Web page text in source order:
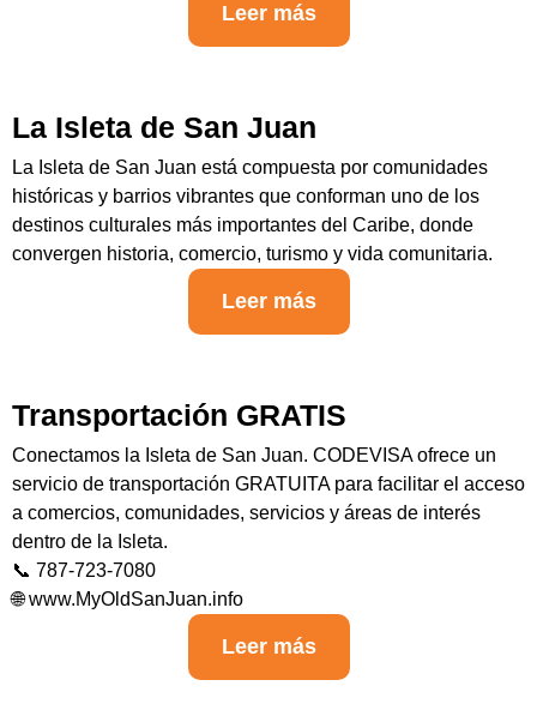
Leer más
La Isleta de San Juan
La Isleta de San Juan está compuesta por comunidades
históricas y barrios vibrantes que conforman uno de los
destinos culturales más importantes del Caribe, donde
convergen historia, comercio, turismo y vida comunitaria.
Leer más
Transportación GRATIS
Conectamos la Isleta de San Juan. CODEVISA ofrece un
servicio de transportación GRATUITA para facilitar el acceso
a comercios, comunidades, servicios y áreas de interés
dentro de la Isleta.
📞 787-723-7080
🌐 www.MyOldSanJuan.info
Leer más